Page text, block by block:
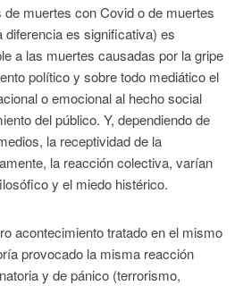
muertes con Covid o de muertes
es significativa) es
a las muertes causadas por la gripe
político y sobre todo mediático el
o emocional al hecho social
del público. Y, dependiendo de
la receptividad de la
la reacción colectiva, varían
y el miedo histérico.
acontecimiento tratado en el mismo
provocado la misma reacción
y de pánico (terrorismo,